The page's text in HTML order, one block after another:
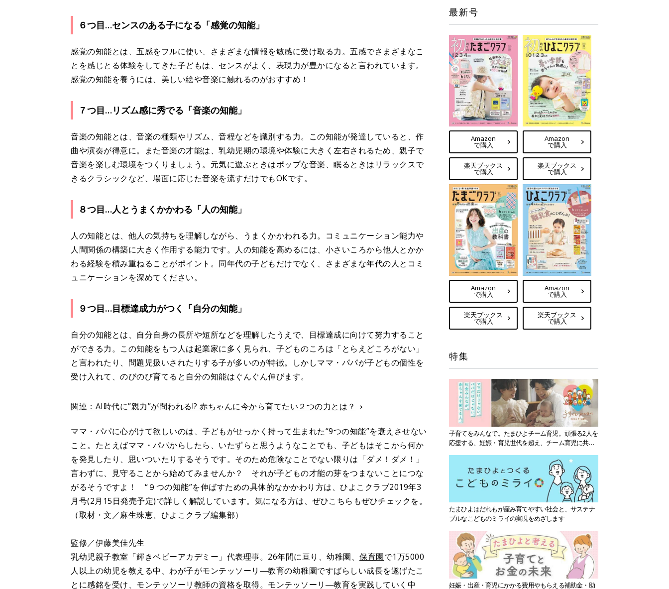
６つ目…センスのある子になる「感覚の知能」
感覚の知能とは、五感をフルに使い、さまざまな情報を敏感に受け取る力。五感でさまざまなこ
とを感じとる体験をしてきた子どもは、センスがよく、表現力が豊かになると言われています。
感覚の知能を養うには、美しい絵や音楽に触れるのがおすすめ！
７つ目…リズム感に秀でる「音楽の知能」
音楽の知能とは、音楽の種類やリズム、音程などを識別する力。この知能が発達していると、作
曲や演奏が得意に。また音楽の才能は、乳幼児期の環境や体験に大きく左右されるため、親子で
音楽を楽しむ環境をつくりましょう。元気に遊ぶときはポップな音楽、眠るときはリラックスで
きるクラシックなど、場面に応じた音楽を流すだけでもOKです。
８つ目…人とうまくかかわる「人の知能」
人の知能とは、他人の気持ちを理解しながら、うまくかかわれる力。コミュニケーション能力や
人間関係の構築に大きく作用する能力です。人の知能を高めるには、小さいころから他人とかか
わる経験を積み重ねることがポイント。同年代の子どもだけでなく、さまざまな年代の人とコミ
ュニケーションを深めてください。
９つ目…目標達成力がつく「自分の知能」
自分の知能とは、自分自身の長所や短所などを理解したうえで、目標達成に向けて努力すること
ができる力。この知能をもつ人は起業家に多く見られ、子どものころは「とらえどころがない」
と言われたり、問題児扱いされたりする子が多いのが特徴。しかしママ・パパが子どもの個性を
受け入れて、のびのび育てると自分の知能はぐんぐん伸びます。
関連：AI時代に”親力”が問われる!? 赤ちゃんに今から育てたい２つの力とは？
ママ・パパに心がけて欲しいのは、子どもがせっかく持って生まれた“9つの知能”を衰えさせない
こと。たとえばママ・パパからしたら、いたずらと思うようなことでも、子どもはそこから何か
を発見したり、思いついたりするそうです。そのため危険なことでない限りは「ダメ！ダメ！」
言わずに、見守ることから始めてみませんか？ それが子どもの才能の芽をつまないことにつな
がるそうですよ！ “９つの知能”を伸ばすための具体的なかかわり方は、ひよこクラブ2019年3
月号(2月15日発売予定)で詳しく解説しています。気になる方は、ぜひこちらもぜひチェックを。
（取材・文／麻生珠恵、ひよこクラブ編集部）
監修／伊藤美佳先生
乳幼児親子教室「輝きベビーアカデミー」代表理事。26年間に亘り、幼稚園、 保育園で1万5000
人以上の幼児を教える中、わが子がモンテッソーリ―教育の幼稚園ですばらしい成長を遂げたこ
とに感銘を受け、モンテッソーリ教師の資格を取得。モンテッソーリ―教育を実践していく中
最新号
Amazon
で購入
楽天ブックス
で購入
Amazon
で購入
楽天ブックス
で購入
Amazon
で購入
楽天ブックス
で購入
Amazon
で購入
楽天ブックス
で購入
特集
子育てをみんなで。たまひよチーム育児。頑張る2人を
応援する、妊娠・育児世代を超え、チーム育児に共感
たまひよはだれもが産み育てやすい社会と、サステナ
ブルなこどものミライの実現をめざします
妊娠・出産・育児にかかる費用やもらえる補助金・助